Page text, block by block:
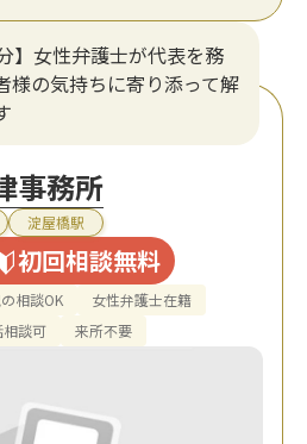
】女性弁護士が代表を務
様の気持ちに寄り添って解
事務所
淀屋橋駅
初回相談無料
相談OK
女性弁護士在籍
相談可 来所不要